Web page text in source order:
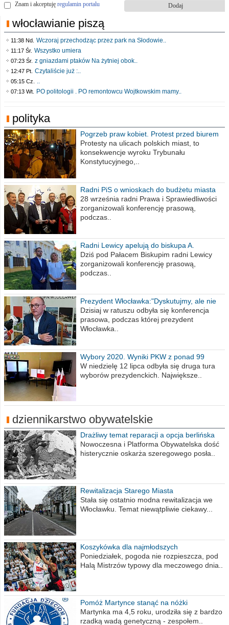
Znam i akceptuję regulamin portalu
włocławianie piszą
11:38 Nd. Wczoraj przechodząc przez park na Słodowie..
11:17 Śr. Wszystko umiera
07:23 Śr. z gniazdami ptaków Na żytniej obok..
12:47 Pt. Czytaliście już :..
05:15 Cz. ..
07:13 Wt. PO politologii . PO remontowcu Wojtkowskim mamy..
polityka
Pogrzeb praw kobiet. Protest przed biurem
poselskim PiS
Protesty na ulicach polskich miast, to
konsekwencje wyroku Trybunału
Konstytucyjnego,..
Radni PiS o wnioskach do budżetu miasta
na 2021 rok
28 września radni Prawa i Sprawiedliwości
zorganizowali konferencję prasową,
podczas..
Radni Lewicy apelują do biskupa A.
Wiesława Meringa
Dziś pod Pałacem Biskupim radni Lewicy
zorganizowali konferencję prasową,
podczas..
Prezydent Włocławka:"Dyskutujmy, ale nie
obrażajmy się”
Dzisiaj w ratuszu odbyła się konferencja
prasowa, podczas której prezydent
Włocławka..
Wybory 2020. Wyniki PKW z ponad 99
procent obwodów
W niedzielę 12 lipca odbyła się druga tura
wyborów prezydenckich. Największe..
dziennikarstwo obywatelskie
Drażliwy temat reparacji a opcja berlińska
Nowoczesna i Platforma Obywatelska dość
histerycznie oskarża szeregowego posła..
Rewitalizacja Starego Miasta
Stała się ostatnio modna rewitalizacja we
Włocławku. Temat niewątpliwie ciekawy...
Koszykówka dla najmłodszych
Poniedziałek, pogoda nie rozpieszcza, pod
Halą Mistrzów typowy dla meczowego dnia..
Pomóż Martynce stanąć na nóżki
Martynka ma 4,5 roku, urodziła się z bardzo
rzadką wadą genetyczną - zespołem..